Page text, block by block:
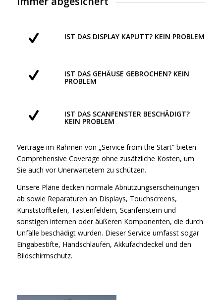
IST DAS DISPLAY KAPUTT? KEIN PROBLEM
IST DAS GEHÄUSE GEBROCHEN? KEIN
PROBLEM
IST DAS SCANFENSTER BESCHÄDIGT?
KEIN PROBLEM
Verträge im Rahmen von „Service from the Start“ bieten
Comprehensive Coverage ohne zusätzliche Kosten, um
Sie auch vor Unerwartetem zu schützen.
Unsere Pläne decken normale Abnutzungserscheinungen
ab sowie Reparaturen an Displays, Touchscreens,
Kunststoffteilen, Tastenfeldern, Scanfenstern und
sonstigen internen oder äußeren Komponenten, die durch
Unfälle beschädigt wurden. Dieser Service umfasst sogar
Eingabestifte, Handschlaufen, Akkufachdeckel und den
Bildschirmschutz.